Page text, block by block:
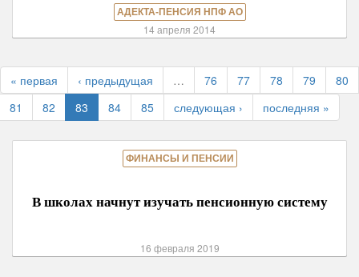
АДЕКТА-ПЕНСИЯ НПФ АО
14 апреля 2014
« первая ‹ предыдущая … 76 77 78 79
80
81
82 83 84 85 следующая › последняя »
ФИНАНСЫ И ПЕНСИИ
В школах начнут изучать пенсионную систему
16 февраля 2019